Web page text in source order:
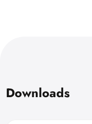
Downloads